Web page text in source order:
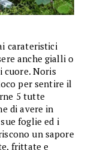
carateristici
anche gialli o
cuore. Noris
per sentire il
5 tutte
di avere in
foglie ed i
un sapore
frittate e